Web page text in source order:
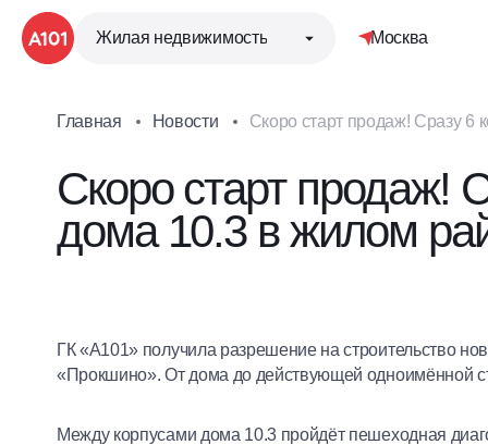
Жилая недвижимость Москва
Главная Новости Скоро старт продаж! Сразу
Скоро старт продаж!
дома 10.3 в жилом
ГК «А101» получила разрешение на строительство
«Прокшино». От дома до действующей одноимённой
Между корпусами дома 10.3 пройдёт пешеходная